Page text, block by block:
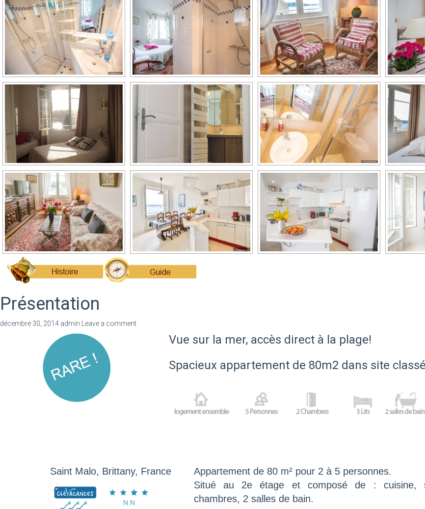
Présentation
décembre 30, 2014 admin Leave a comment
Vue sur la mer, accès direct à la plage!
Spacieux appartement de 80m2 dans site
Saint Malo, Brittany, France
Appartement de 80 m² pour 2 à 5 personnes.
Situé au 2e étage et composé de : cuisine,
chambres, 2 salles de bain.